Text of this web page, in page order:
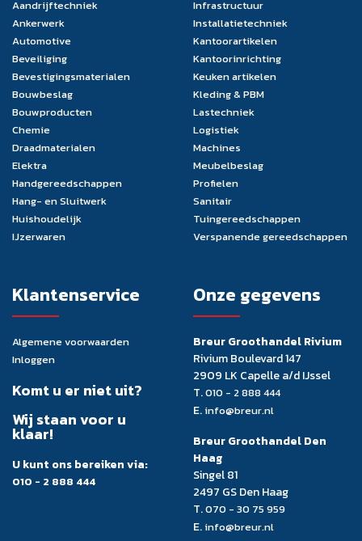
Aandrijftechniek
Ankerwerk
Automotive
Beveiliging
Bevestigingsmaterialen
Bouwbeslag
Bouwproducten
Chemie
Draadmaterialen
Elektra
Handgereedschappen
Hang- en Sluitwerk
Huishoudelijk
IJzerwaren
Infrastructuur
Installatietechniek
Kantoorartikelen
Kantoorinrichting
Keuken artikelen
Kleding & PBM
Lastechniek
Logistiek
Machines
Meubelbeslag
Profielen
Sanitair
Tuingereedschappen
Verspanende gereedschappen
Klantenservice
Algemene voorwaarden
Inloggen
Komt u er niet uit?
Wij staan voor u
klaar!
U kunt ons bereiken via:
010 - 2 888 444
Onze gegevens
Breur Groothandel Rivium
Rivium Boulevard 147
2909 LK Capelle a/d IJssel
T.010 - 2 888 444
E. info@breur.nl
Breur Groothandel Den
Haag
Singel 81
2497 GS Den Haag
T.070 - 30 75 959
E. info@breur.nl